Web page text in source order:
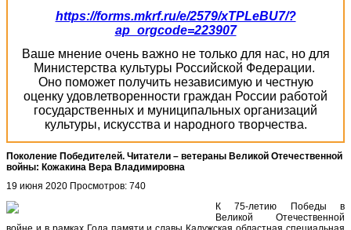
https://forms.mkrf.ru/e/2579/xTPLeBU7/?
ap_orgcode=223907
Ваше мнение очень важно не только для нас, но для
Министерства культуры Российской Федерации.
Оно поможет получить независимую и честную
оценку удовлетворенности граждан России работой
государственных и муниципальных организаций
культуры, искусства и народного творчества.
Поколение Победителей. Читатели – ветераны Великой Отечественной
войны: Кожакина Вера Владимировна
19 июня 2020 Просмотров: 740
К 75-летию Победы в
Великой Отечественной